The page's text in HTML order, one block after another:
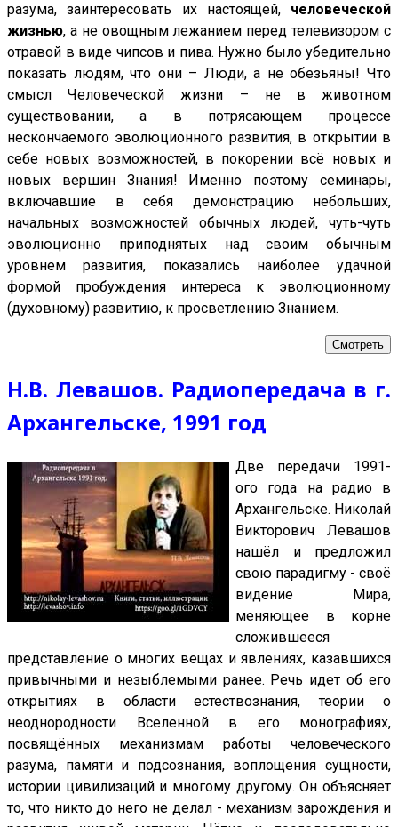
разума, заинтересовать их настоящей, человеческой
жизнью, а не овощным лежанием перед телевизором с
отравой в виде чипсов и пива. Нужно было убедительно
показать людям, что они – Люди, а не обезьяны! Что
смысл Человеческой жизни – не в животном
существовании, а в потрясающем процессе
нескончаемого эволюционного развития, в открытии в
себе новых возможностей, в покорении всё новых и
новых вершин Знания! Именно поэтому семинары,
включавшие в себя демонстрацию небольших,
начальных возможностей обычных людей, чуть-чуть
эволюционно приподнятых над своим обычным
уровнем развития, показались наиболее удачной
формой пробуждения интереса к эволюционному
(духовному) развитию, к просветлению Знанием.
Смотреть
Н.В. Левашов. Радиопередача в г.
Архангельске, 1991 год
Две передачи 1991-
ого года на радио в
Архангельске. Николай
Викторович Левашов
нашёл и предложил
свою парадигму - своё
видение Мира,
меняющее в корне
сложившееся
представление о многих вещах и явлениях, казавшихся
привычными и незыблемыми ранее. Речь идет об его
открытиях в области естествознания, теории о
неоднородности Вселенной в его монографиях,
посвящённых механизмам работы человеческого
разума, памяти и подсознания, воплощения сущности,
истории цивилизаций и многому другому. Он объясняет
то, что никто до него не делал - механизм зарождения и